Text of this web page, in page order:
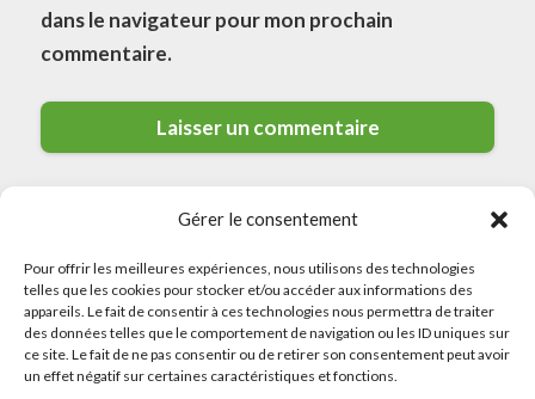
Gérer le consentement
Pour offrir les meilleures expériences, nous utilisons des technologies
telles que les cookies pour stocker et/ou accéder aux informations des
appareils. Le fait de consentir à ces technologies nous permettra de traiter
des données telles que le comportement de navigation ou les ID uniques sur
ce site. Le fait de ne pas consentir ou de retirer son consentement peut avoir
un effet négatif sur certaines caractéristiques et fonctions.
dans le navigateur pour mon prochain
commentaire.
© 2026 Meilleurs Plombiers · All rights reserved